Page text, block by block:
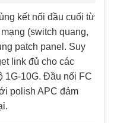
kết nối đầu cuối từ
(switch quang,
patch panel. Suy
link đủ cho các
1G-10G. Đầu nối FC
polish APC đảm